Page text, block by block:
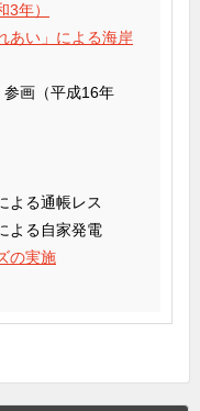
年）
あい」による海岸
画（平成16年
る通帳レス
よる自家発電
の実施